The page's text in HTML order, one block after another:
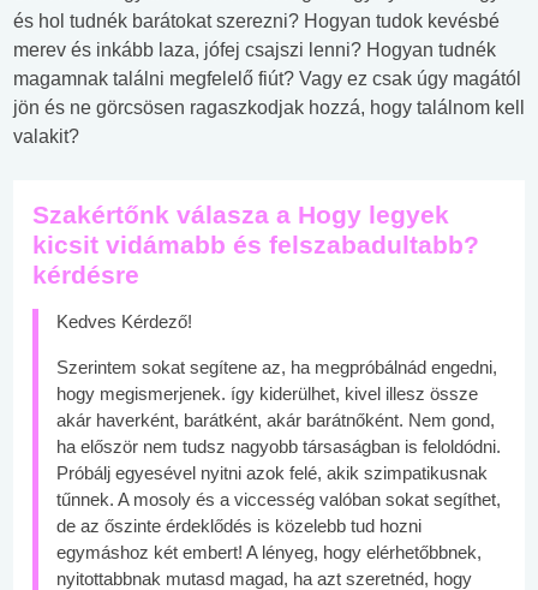
és hol tudnék barátokat szerezni? Hogyan tudok kevésbé
merev és inkább laza, jófej csajszi lenni? Hogyan tudnék
magamnak találni megfelelő fiút? Vagy ez csak úgy magától
jön és ne görcsösen ragaszkodjak hozzá, hogy találnom kell
valakit?
Szakértőnk válasza a Hogy legyek
kicsit vidámabb és felszabadultabb?
kérdésre
Kedves Kérdező!
Szerintem sokat segítene az, ha megpróbálnád engedni,
hogy megismerjenek. így kiderülhet, kivel illesz össze
akár haverként, barátként, akár barátnőként. Nem gond,
ha először nem tudsz nagyobb társaságban is feloldódni.
Próbálj egyesével nyitni azok felé, akik szimpatikusnak
tűnnek. A mosoly és a viccesség valóban sokat segíthet,
de az őszinte érdeklődés is közelebb tud hozni
egymáshoz két embert! A lényeg, hogy elérhetőbbnek,
nyitottabbnak mutasd magad, ha azt szeretnéd, hogy